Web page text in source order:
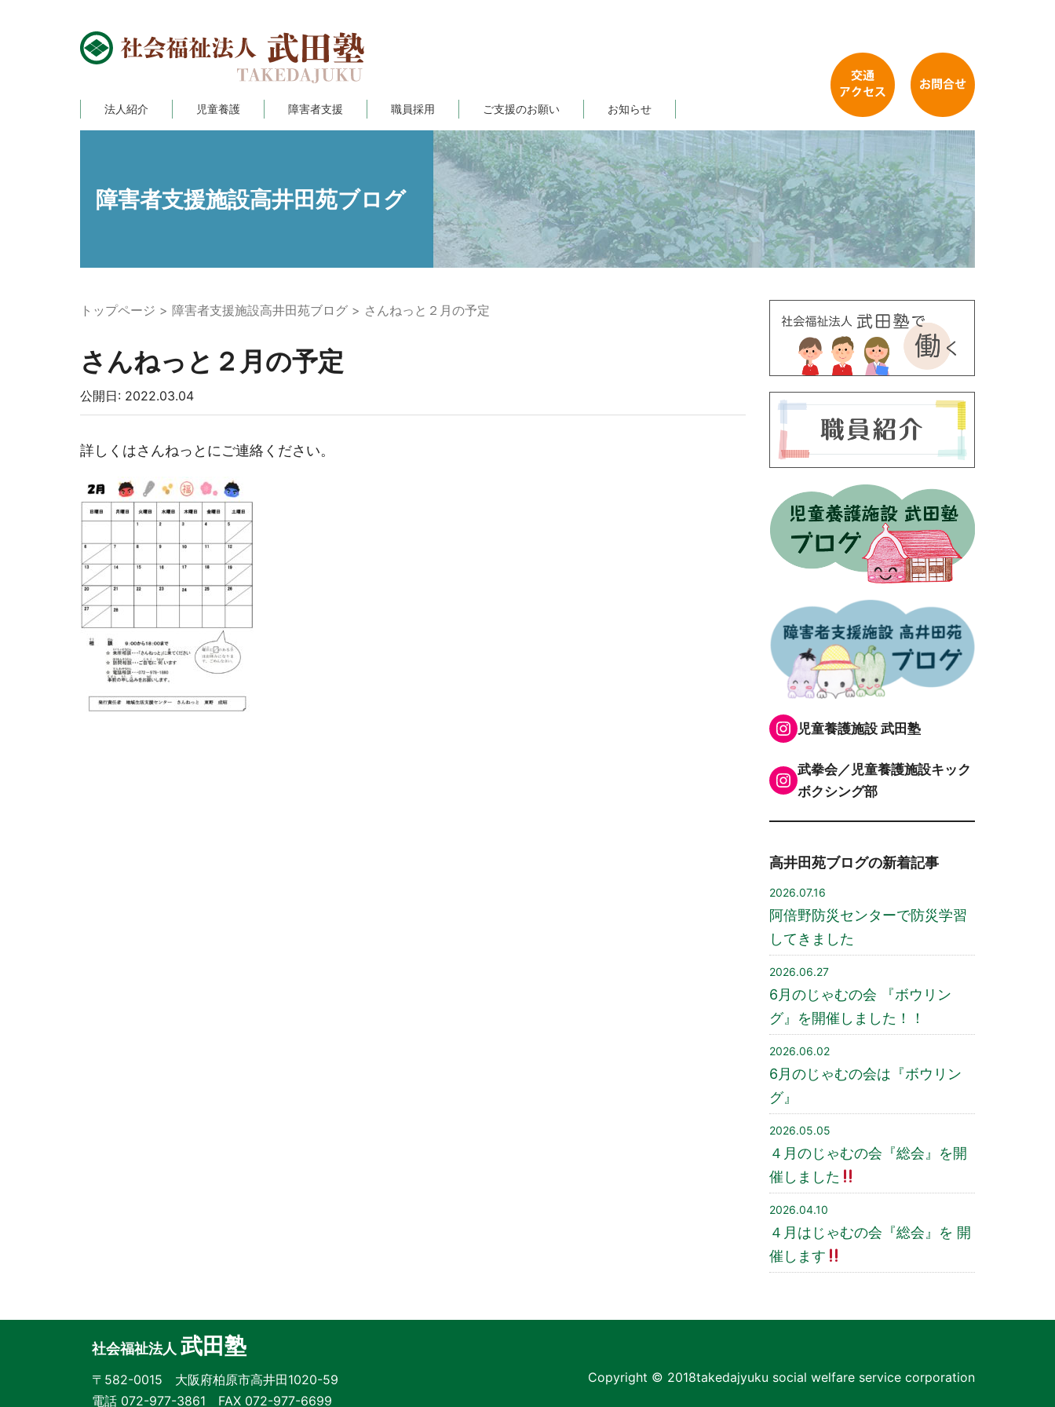
法人紹介 児童養護 障害者支援 職員採用 ご支援のお願い お知らせ
障害者支援施設高井田苑ブログ
トップページ 障害者支援施設高井田苑ブログ さんねっと２月の予定
さんねっと２月の予定
公開日: 2022.03.04
詳しくはさんねっとにご連絡ください。
Instagram
児童養護施設 武田塾
Instagram
武拳会／児童養護施設キック
ボクシング部
高井田苑ブログの新着記事
2026.07.16
阿倍野防災センターで防災学習
してきました
2026.06.27
6月のじゃむの会 『ボウリン
グ』を開催しました！！
2026.06.02
6月のじゃむの会は『ボウリン
グ』
2026.05.05
４月のじゃむの会『総会』を開
催しました
2026.04.10
４月はじゃむの会『総会』を 開
催します
社会福祉法人 武田塾
〒582-0015 大阪府柏原市高井田1020-59
電話 072-977-3861 FAX 072-977-6699
Copyright © 2018takedajyuku social welfare service corporation